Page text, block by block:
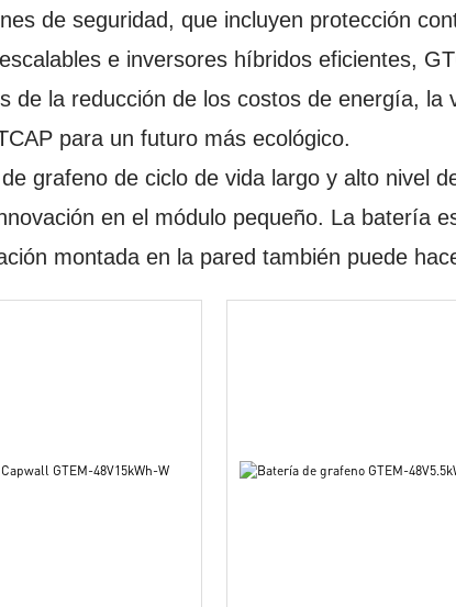
de seguridad, que incluyen protección
e inversores híbridos eficientes,
de la reducción de los costos de energía,
para un futuro más ecológico.
grafeno de ciclo de vida largo y alto nivel
en el módulo pequeño. La batería
montada en la pared también puede